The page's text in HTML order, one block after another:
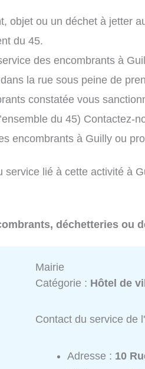
objet ou un déchet à jetter
du 45.
des encombrants à
la rue sous peine de
constatée vous
du 45) Contactez-
encombrants à Guilly ou
service lié à cette activité à
déchetteries ou
Mairie
Catégorie : Hôtel de
Contact du service de
Adresse : 10